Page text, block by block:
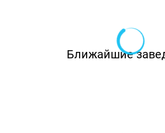
Ближайшие